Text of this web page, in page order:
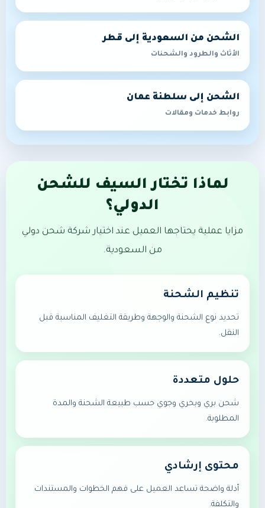
الشحن من السعودية إلى قطر
الأثاث والطرود والشحنات
الشحن إلى سلطنة عمان
روابط خدمات ومقالات
لماذا تختار السيف للشحن
الدولي؟
مزايا عملية يحتاجها العميل عند اختيار شركة شحن دولي
من السعودية.
تنظيم الشحنة
تحديد نوع الشحنة والوجهة وطريقة التغليف المناسبة قبل
النقل.
حلول متعددة
شحن بري وبحري وجوي حسب طبيعة الشحنة والمدة
المطلوبة.
محتوى إرشادي
أدلة واضحة تساعد العميل على فهم الخطوات والمستندات
والتكلفة.